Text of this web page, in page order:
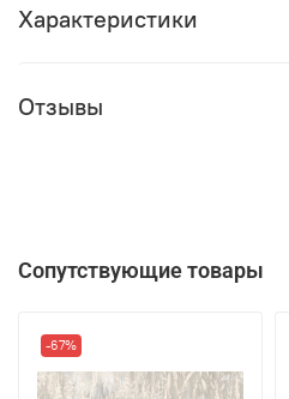
Характеристики
Отзывы
Сопутствующие товары
-67%